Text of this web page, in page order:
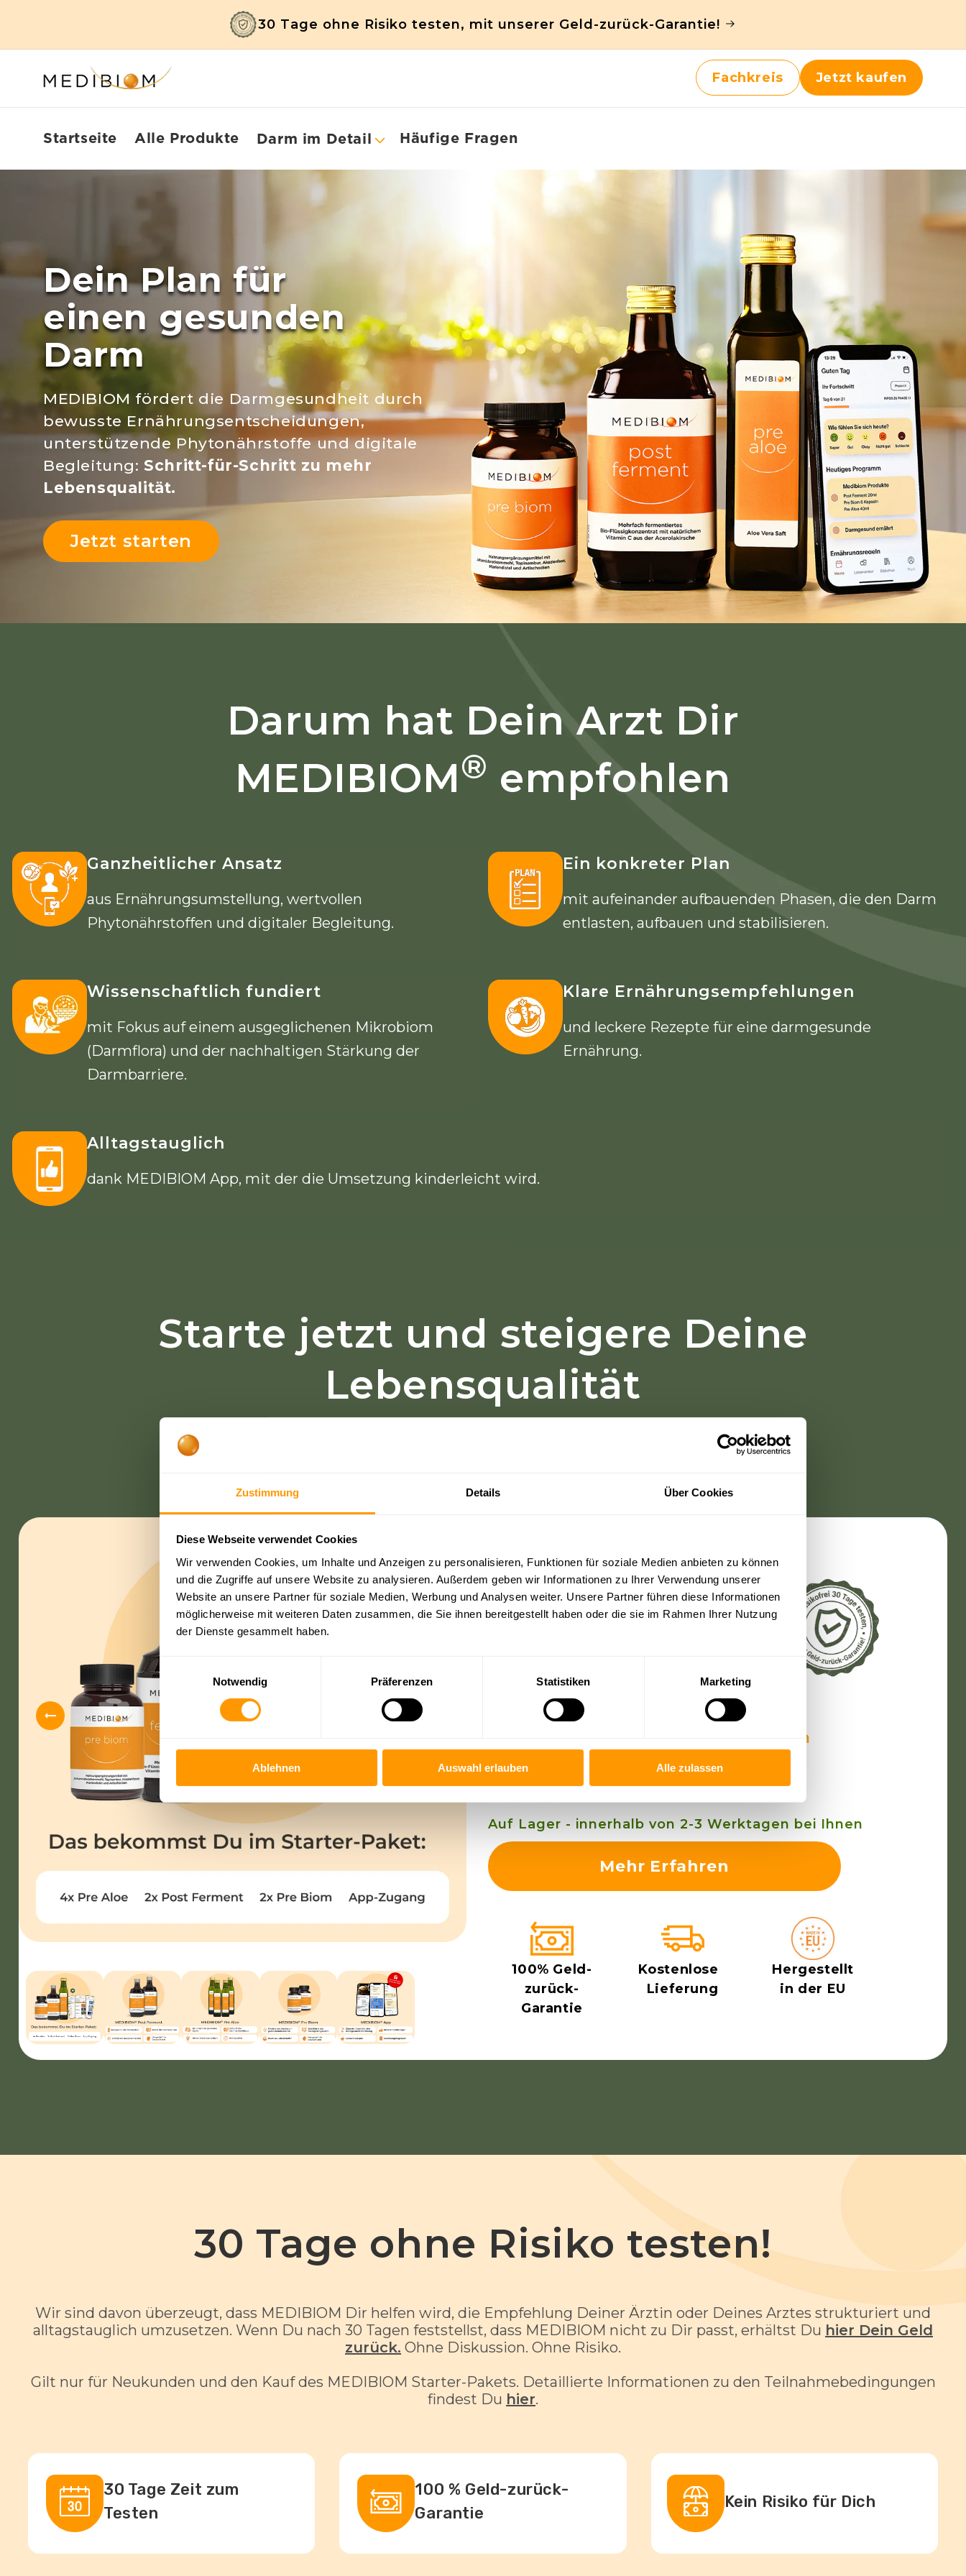
Zustimmung Details Über Cookies
Diese Webseite verwendet Cookies
Wir verwenden Cookies, um Inhalte und Anzeigen zu personalisieren, Funktionen für soziale Medien anbieten zu können
und die Zugriffe auf unsere Website zu analysieren. Außerdem geben wir Informationen zu Ihrer Verwendung unserer
Website an unsere Partner für soziale Medien, Werbung und Analysen weiter. Unsere Partner führen diese Informationen
möglicherweise mit weiteren Daten zusammen, die Sie ihnen bereitgestellt haben oder die sie im Rahmen Ihrer Nutzung
der Dienste gesammelt haben.
Notwendig
Präferenzen Statistiken Marketing
Ablehnen Auswahl erlauben Alle zulassen
30 Tage ohne Risiko testen, mit unserer Geld-zurück-Garantie!
Fachkreis Jetzt kaufen
Startseite Alle Produkte Darm im Detail Häufige Fragen
Dein Plan für
einen gesunden
Darm
MEDIBIOM fördert die Darmgesundheit durch
bewusste Ernährungsentscheidungen,
unterstützende Phytonährstoffe und digitale
Begleitung: Schritt-für-Schritt zu mehr
Lebensqualität.
Jetzt starten
Darum hat Dein Arzt Dir
MEDIBIOM® empfohlen
Ganzheitlicher Ansatz
aus Ernährungsumstellung, wertvollen
Phytonährstoffen und digitaler Begleitung.
Ein konkreter Plan
mit aufeinander aufbauenden Phasen, die den Darm
entlasten, aufbauen und stabilisieren.
Wissenschaftlich fundiert
mit Fokus auf einem ausgeglichenen Mikrobiom
(Darmflora) und der nachhaltigen Stärkung der
Darmbarriere.
Klare Ernährungsempfehlungen
und leckere Rezepte für eine darmgesunde
Ernährung.
Alltagstauglich
dank MEDIBIOM App, mit der die Umsetzung kinderleicht wird.
Starte jetzt und steigere Deine
Lebensqualität
MEDIBIOM®
(Phase I.1)
Dein Plan für einen gesunden Darm
209,95€ statt 237,60€ (12% Rabatt)
inkl. MwSt.
Auf Lager - innerhalb von 2-3 Werktagen bei Ihnen
Mehr Erfahren
100% Geld-
zurück-
Garantie
Kostenlose
Lieferung
Hergestellt
in der EU
30 Tage ohne Risiko testen!
Wir sind davon überzeugt, dass MEDIBIOM Dir helfen wird, die Empfehlung Deiner Ärztin oder Deines Arztes strukturiert und
alltagstauglich umzusetzen. Wenn Du nach 30 Tagen feststellst, dass MEDIBIOM nicht zu Dir passt, erhältst Du hier Dein Geld
zurück. Ohne Diskussion. Ohne Risiko.
Gilt nur für Neukunden und den Kauf des MEDIBIOM Starter-Pakets. Detaillierte Informationen zu den Teilnahmebedingungen
findest Du hier.
30 Tage Zeit zum
Testen
100 % Geld-zurück-
Garantie
Kein Risiko für Dich